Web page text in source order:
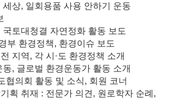
상, 일회용품 사용 안하기 운동
토대청결 자연정화 활동 보도
부 환경정책, 환경이슈 보도
지역, 각 시·도 환경정책 소개
, 글로벌 환경운동가 활동 소개
협의회 활동 및 소식, 회원 코너
획 취재 : 전문가 의견, 원로학자 순례,